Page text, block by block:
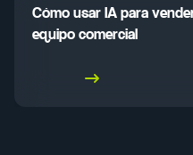
Cómo usar IA para
equipo comercial